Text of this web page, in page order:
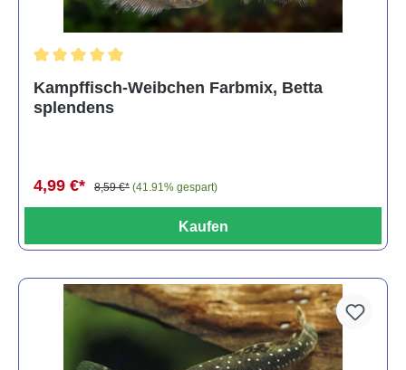
Kampffisch-Weibchen Farbmix, Betta
splendens
4,99 €* 8,59 €* (41.91% gespart)
Kaufen